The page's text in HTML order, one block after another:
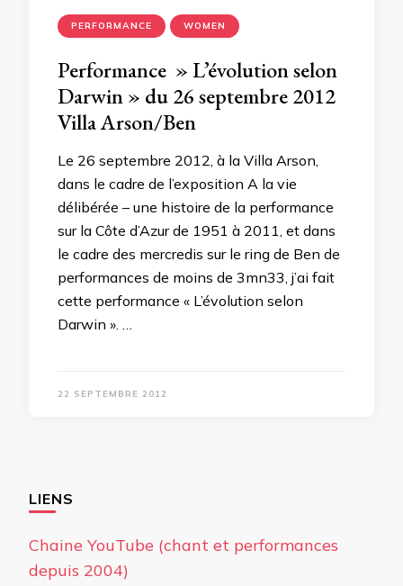
PERFORMANCE WOMEN
Performance » L’évolution selon
Darwin » du 26 septembre 2012
Villa Arson/Ben
Le 26 septembre 2012, à la Villa Arson,
dans le cadre de l’exposition A la vie
délibérée – une histoire de la performance
sur la Côte d’Azur de 1951 à 2011, et dans
le cadre des mercredis sur le ring de Ben de
performances de moins de 3mn33, j’ai fait
cette performance « L’évolution selon
Darwin ». …
22 SEPTEMBRE 2012
LIENS
Chaine YouTube (chant et performances
depuis 2004)